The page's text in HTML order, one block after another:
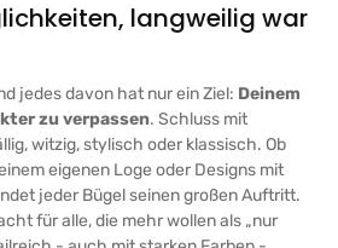
verrutschen oder Falten werfen.
Ihre GarderobeErhältlich in den
44 cm, bietet unser
Passform für jede Art von
zwischen der natürlichen
und natur lackierten
zeitlosen Schönheit in
Weiß ermöglicht es Ihnen,
zu gestalten.
aus
aus kontrolliertem
langweilig war
jedes davon hat nur ein Ziel: Deinem
zu verpassen. Schluss mit
witzig, stylisch oder klassisch. Ob
eigenen Loge oder Designs mit
jeder Bügel seinen großen Auftritt.
für alle, die mehr wollen als „nur